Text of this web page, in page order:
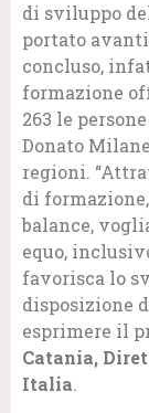
di sviluppo
portato avanti
concluso,
formazione
263 le
Donato
regioni.
di
balance,
equo,
favorisca lo
disposizione
esprimere il
Catania,
Italia.